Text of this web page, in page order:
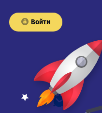
Войти